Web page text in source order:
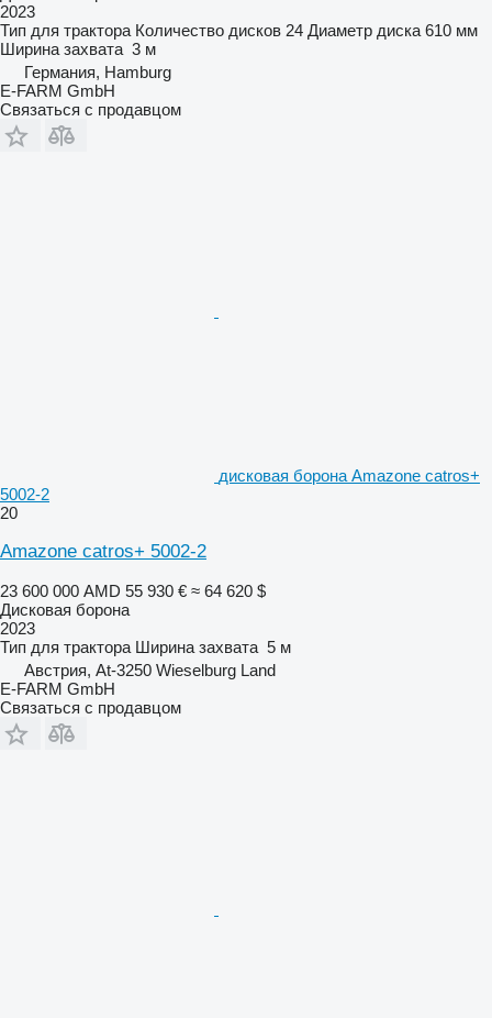
2023
Тип для трактора Количество дисков 24 Диаметр диска 610 мм
Ширина захвата 3 м
Германия, Hamburg
E-FARM GmbH
Связаться с продавцом
дисковая борона Amazone catros+
5002-2
20
Amazone catros+ 5002-2
23 600 000 AMD 55 930 € ≈ 64 620 $
Дисковая борона
2023
Тип для трактора Ширина захвата 5 м
Австрия, At-3250 Wieselburg Land
E-FARM GmbH
Связаться с продавцом